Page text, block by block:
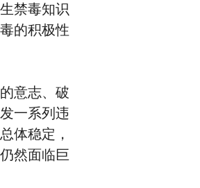
禁毒知识
的积极性
意志、破
一系列违
体稳定，
然面临巨